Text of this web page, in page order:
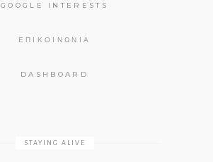
GOOGLE INTERESTS
ΕΠΙΚΟΙΝΩΝΊΑ
DASHBOARD
STAYING ALIVE